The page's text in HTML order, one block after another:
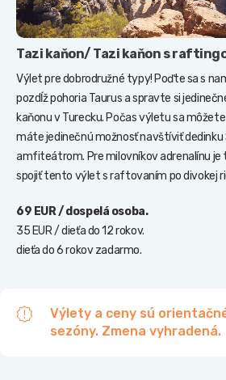
Tazi kaňon/ Tazi kaňon s
Výlet pre dobrodružné typy! Poďte sa s
pozdĺž pohoria Taurus a spravte si
kaňonu v Turecku. Počas výletu sa
máte jedinečnú možnosť navštíviť dedinku
amfiteátrom. Pre milovníkov adrenalínu je
spojiť tento výlet s raftovaním po divokej
69 EUR / dospelá osoba.
35 EUR / dieťa do 12 rokov.
dieťa do 6 rokov zadarmo.
Výlety a ceny sú
sezóny. Zmena vyhradená.